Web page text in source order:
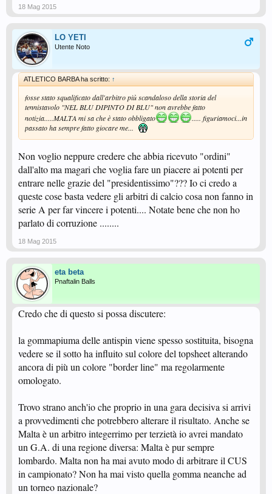
18 Mag 2015
LO YETI
Utente Noto
ATLETICO BARBA ha scritto: ↑
fosse stato squalificato dall'arbitro più scandaloso della storia del
tennistavolo "NEL BLU DIPINTO DI BLU" non avrebbe fatto
notizia.....MALTA mi sa che è stato obbligato
..... figuriamoci...in
passato ha sempre fatto giocare me...
Non voglio neppure credere che abbia ricevuto "ordini"
dall'alto ma magari che voglia fare un piacere ai potenti per
entrare nelle grazie del "presidentissimo"??? Io ci credo a
queste cose basta vedere gli arbitri di calcio cosa non fanno in
serie A per far vincere i potenti.... Notate bene che non ho
parlato di corruzione ........
18 Mag 2015
eta beta
Pnaftalin Balls
Credo che di questo si possa discutere:
la gommapiuma delle antispin viene spesso sostituita, bisogna
vedere se il sotto ha influito sul colore del topsheet alterando
ancora di più un colore "border line" ma regolarmente
omologato.
Trovo strano anch'io che proprio in una gara decisiva si arrivi
a provvedimenti che potrebbero alterare il risultato. Anche se
Malta è un arbitro integerrimo per terzietà io avrei mandato
un G.A. di una regione diversa: Malta è pur sempre
lombardo. Malta non ha mai avuto modo di arbitrare il CUS
in campionato? Non ha mai visto quella gomma neanche ad
un torneo nazionale?